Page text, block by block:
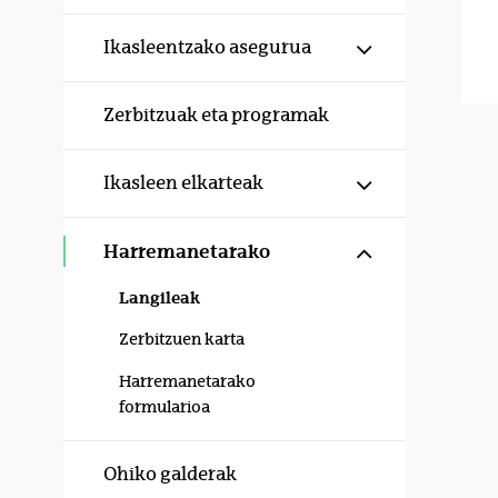
Ikasleentzako asegurua Erakutsi/
Zerbitzuak eta programak
Ikasleen elkarteak Erakutsi/
Harremanetarako Erakutsi/
Langileak
Zerbitzuen karta
Harremanetarako
formularioa
Ohiko galderak